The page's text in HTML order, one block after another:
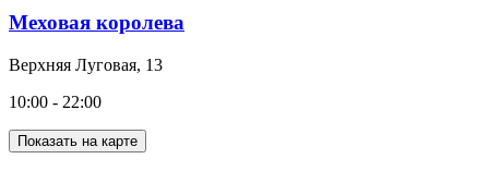
Меховая королева
Верхняя Луговая, 13
10:00 - 22:00
Показать на карте